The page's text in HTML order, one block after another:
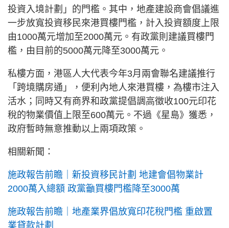
投資入境計劃」的門檻。其中，地產建設商會倡議進
一步放寬投資移民來港買樓門檻，計入投資額度上限
由1000萬元增加至2000萬元。有政黨則建議買樓門
檻，由目前的5000萬元降至3000萬元。
私樓方面，港區人大代表今年3月兩會聯名建議推行
「跨境購房通」，便利內地人來港買樓，為樓市注入
活水；同時又有商界和政黨提倡調高徵收100元印花
稅的物業價值上限至600萬元。不過《星島》獲悉，
政府暫時無意推動以上兩項政策。
相關新聞：
施政報告前瞻｜新投資移民計劃 地建會倡物業計
2000萬入總額 政黨籲買樓門檻降至3000萬
施政報告前瞻｜地產業界倡放寬印花稅門檻 重啟置
業貸款計劃